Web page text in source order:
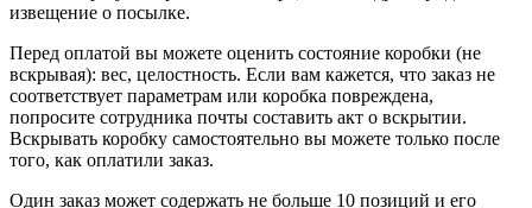
извещение о посылке.
Перед оплатой вы можете оценить состояние коробки (не
вскрывая): вес, целостность. Если вам кажется, что заказ не
соответствует параметрам или коробка повреждена,
попросите сотрудника почты составить акт о вскрытии.
Вскрывать коробку самостоятельно вы можете только после
того, как оплатили заказ.
Один заказ может содержать не больше 10 позиций и его